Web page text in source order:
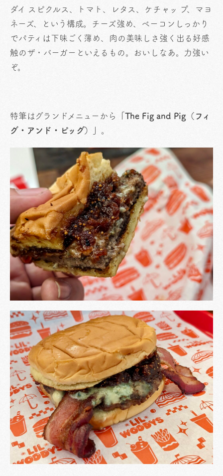
ダイ スピクルス、トマト、レタス、ケチャッ プ、マヨ
ネーズ、という構成。チーズ強め、ベーコンしっかり
でパティは下味ごく薄め、肉の美味しさ強く出る好感
触のザ・バーガーといえるもの。おいしなあ。力強い
ぞ。
特筆はグランドメニューから
「The Fig and Pig（フィ
グ・アンド・ピッグ）」
。